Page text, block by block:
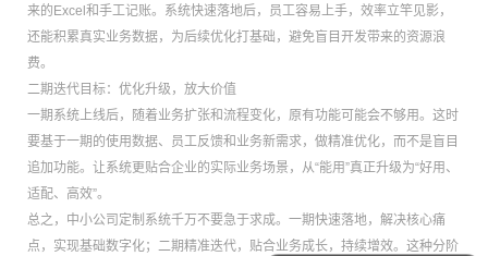
来的Excel和手工记账。系统快速落地后，员工容易上手，效率立竿见影，
还能积累真实业务数据，为后续优化打基础，避免盲目开发带来的资源浪
费。
二期迭代目标：优化升级，放大价值
一期系统上线后，随着业务扩张和流程变化，原有功能可能会不够用。这时
要基于一期的使用数据、员工反馈和业务新需求，做精准优化，而不是盲目
追加功能。让系统更贴合企业的实际业务场景，从“能用”真正升级为“好用、
适配、高效”。
总之，中小公司定制系统千万不要急于求成。一期快速落地，解决核心痛
点，实现基础数字化；二期精准迭代，贴合业务成长，持续增效。这种分阶
可以介绍下你们的产品么